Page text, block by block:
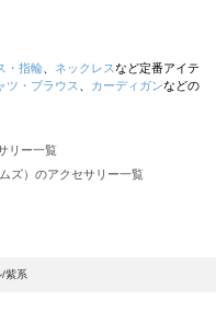
・指輪 ネックレスなど定番アイテ
ツ・ブラウス カーディガンなどの
リー一覧
ズ）のアクセサリー一覧
サモスモス）のアクセサリー一覧
のアクセサリー一覧
/紫系